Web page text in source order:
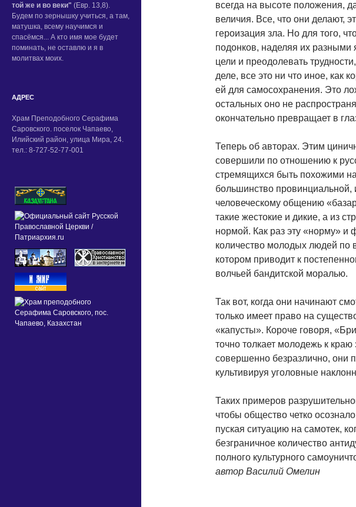
всегда на высоте положения,
величия. Все, что они делают,
героизация зла. Но для того,
подонков, наделяя их разными
цели и преодолевать
деле, все это ни что иное, как
ей для самосохранения. Это
остальных оно не
окончательно превращает в
Теперь об авторах. Этим
совершили по отношению к
стремящихся быть похожими
большинство провинциальной,
человеческому общению
такие жестокие и дикие, а из
нормой. Как раз эту «норму» и
количество молодых людей по
котором приводит к
волчьей бандитской моралью.
Так вот, когда они начинают
только имеет право на
«капусты». Короче говоря,
точно толкает молодежь к
совершенно безразлично, они
культивируя уголовные
Таких примеров
чтобы общество четко
пуская ситуацию на самотек,
безграничное количество
полного культурного
автор Василий Омелин
той же и во веки" (Евр. 13,8).
Будем по зернышку учиться, а там,
матушка, всему научимся и
спасёмся... А кто имя мое будет
поминать, не оставлю и я в
молитвах моих.
АДРЕС
Храм Преподобного Серафима
Саровского. поселок Чапаево,
Илийский район, улица Мира, 24.
тел.: 8-727-52-77-001